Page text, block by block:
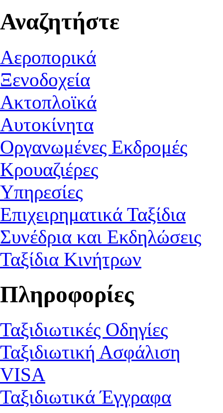
Αναζητήστε
Αεροπορικά
Ξενοδοχεία
Ακτοπλοϊκά
Αυτοκίνητα
Οργανωμένες Εκδρομές
Κρουαζιέρες
Υπηρεσίες
Επιχειρηματικά Ταξίδια
Συνέδρια και Εκδηλώσεις
Ταξίδια Κινήτρων
Πληροφορίες
Ταξιδιωτικές Οδηγίες
Ταξιδιωτική Ασφάλιση
VISA
Ταξιδιωτικά Έγγραφα